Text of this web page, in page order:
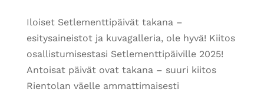
Iloiset Setlementtipäivät takana –
esitysaineistot ja kuvagalleria, ole hyvä! Kiitos
osallistumisestasi Setlementtipäiville 2025!
Antoisat päivät ovat takana – suuri kiitos
Rientolan väelle ammattimaisesti